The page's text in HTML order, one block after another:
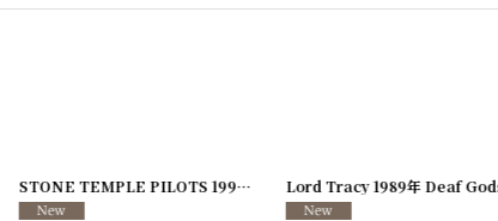
[250117-70] STONE TEMPLE PILOTS 1996-1997年 TOUR96/97 [241216-11]